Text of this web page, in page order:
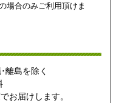
場合のみご利用頂けま
離島を除く
お届けします。